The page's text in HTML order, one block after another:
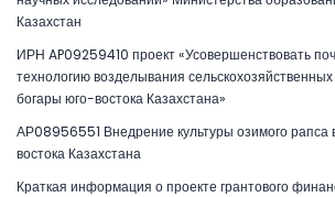
Казахстан
ИРН AP09259410 проект «Усовершенствовать
технологию возделывания сельскохозяйственных
богары юго-востока Казахстана»
АР08956551 Внедрение культуры озимого рапса
востока Казахстана
Краткая информация о проекте грантового